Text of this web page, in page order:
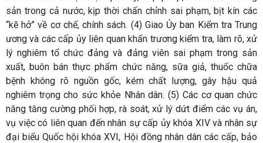
sản trong cả nước, kịp thời chấn chỉnh sai phạm, bịt kín các
“kẽ hở” về cơ chế, chính sách. (4) Giao Ủy ban Kiểm tra Trung
ương và các cấp ủy liên quan khẩn trương kiểm tra, làm rõ, xử
lý nghiêm tổ chức đảng và đảng viên sai phạm trong sản
xuất, buôn bán thực phẩm chức năng, sữa giả, thuốc chữa
bệnh không rõ nguồn gốc, kém chất lượng, gây hậu quả
nghiêm trọng cho sức khỏe Nhân dân. (5) Các cơ quan chức
năng tăng cường phối hợp, rà soát, xử lý dứt điểm các vụ án,
vụ việc có liên quan đến nhân sự cấp ủy khóa XIV và nhân sự
đại biểu Quốc hội khóa XVI, Hội đồng nhân dân các cấp, bảo